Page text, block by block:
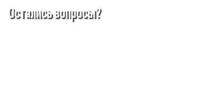
Остались вопросы?